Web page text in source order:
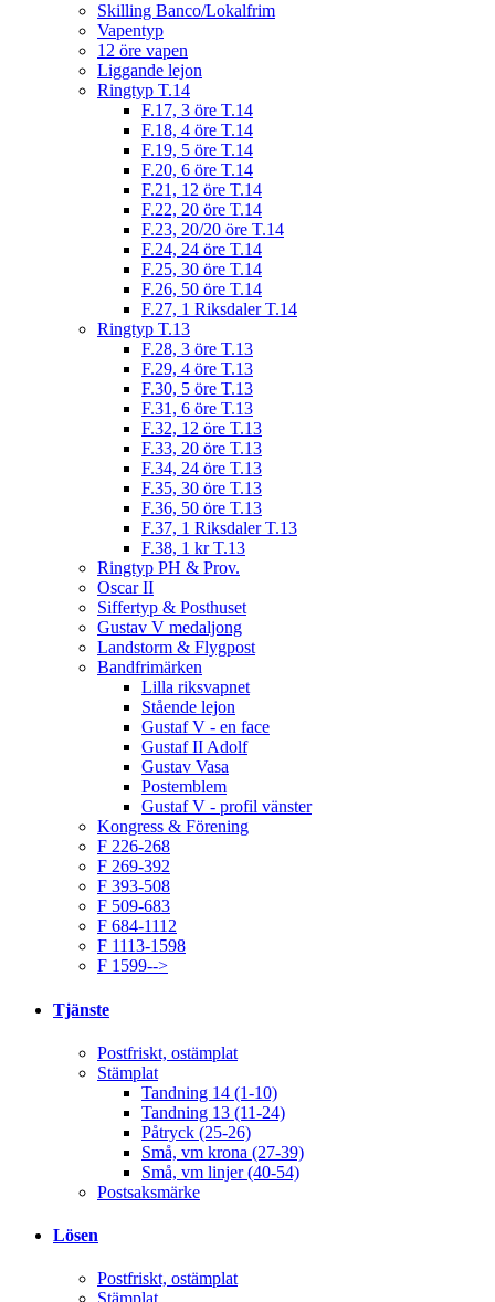
Skilling Banco/Lokalfrim
Vapentyp
12 öre vapen
Liggande lejon
Ringtyp T.14
F.17, 3 öre T.14
F.18, 4 öre T.14
F.19, 5 öre T.14
F.20, 6 öre T.14
F.21, 12 öre T.14
F.22, 20 öre T.14
F.23, 20/20 öre T.14
F.24, 24 öre T.14
F.25, 30 öre T.14
F.26, 50 öre T.14
F.27, 1 Riksdaler T.14
Ringtyp T.13
F.28, 3 öre T.13
F.29, 4 öre T.13
F.30, 5 öre T.13
F.31, 6 öre T.13
F.32, 12 öre T.13
F.33, 20 öre T.13
F.34, 24 öre T.13
F.35, 30 öre T.13
F.36, 50 öre T.13
F.37, 1 Riksdaler T.13
F.38, 1 kr T.13
Ringtyp PH & Prov.
Oscar II
Siffertyp & Posthuset
Gustav V medaljong
Landstorm & Flygpost
Bandfrimärken
Lilla riksvapnet
Stående lejon
Gustaf V - en face
Gustaf II Adolf
Gustav Vasa
Postemblem
Gustaf V - profil vänster
Kongress & Förening
F 226-268
F 269-392
F 393-508
F 509-683
F 684-1112
F 1113-1598
F 1599-->
Tjänste
Postfriskt, ostämplat
Stämplat
Tandning 14 (1-10)
Tandning 13 (11-24)
Påtryck (25-26)
Små, vm krona (27-39)
Små, vm linjer (40-54)
Postsaksmärke
Lösen
Postfriskt, ostämplat